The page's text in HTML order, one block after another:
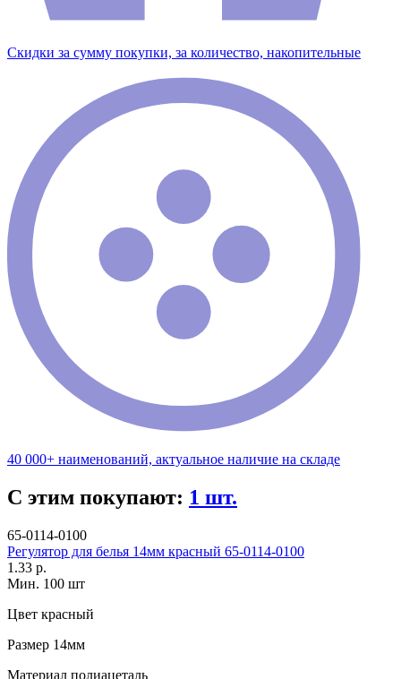
Скидки за сумму покупки, за количество, накопительные
40 000+ наименований, актуальное наличие на складе
С этим покупают: 1 шт.
65-0114-0100
Регулятор для белья 14мм красный 65-0114-0100
1.33 р.
Мин. 100 шт
Цвет красный
Размер 14мм
Материал полиацеталь